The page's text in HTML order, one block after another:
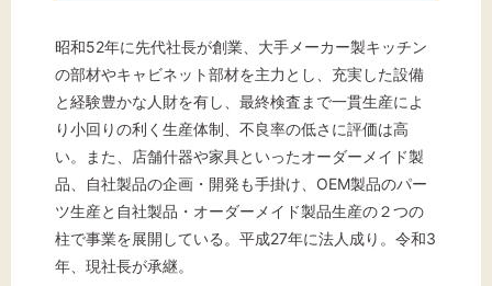
昭和52年に先代社長が創業、大手メーカー製キッチン
の部材やキャビネット部材を主力とし、充実した設備
と経験豊かな人財を有し、最終検査まで一貫生産によ
り小回りの利く生産体制、不良率の低さに評価は高
い。また、店舗什器や家具といったオーダーメイド製
品、自社製品の企画・開発も手掛け、OEM製品のパー
ツ生産と自社製品・オーダーメイド製品生産の２つの
柱で事業を展開している。平成27年に法人成り。令和3
年、現社長が承継。